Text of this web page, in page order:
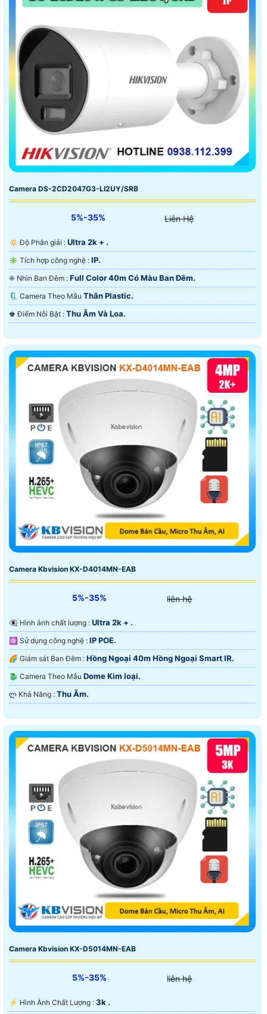
Camera DS-2CD2047G3-LI2UY/SRB
5%-35% Liên Hệ
🔅 Độ Phân giải : Ultra 2k + .
✳️ Tích hợp công nghệ : IP.
❈ Nhìn Ban Đêm : Full Color 40m Có Màu Ban Ðêm.
🗜️ Camera Theo Mẫu Thân Plastic.
️♚ Điểm Nỗi Bật : Thu Âm Và Loa.
Camera Kbvision KX-D4014MN-EAB
5%-35% liên hệ
👁️‍🗨 Hình ảnh chất lượng : Ultra 2k + .
⚛️ Sử dụng công nghệ : IP POE.
🌈 Giám sát Ban Đêm : Hồng Ngoại 40m Hồng Ngoại Smart IR.
🐉️ Camera Theo Mẫu Dome Kim loại.
️ლ Khả Năng : Thu Âm.
Camera Kbvision KX-D5014MN-EAB
5%-35% liên hệ
️⚡ Hình Ành Chất Lượng : 3k .